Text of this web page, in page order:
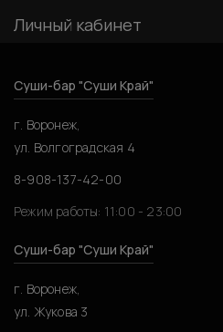
Личный кабинет
Суши-бар "Суши Край"
г. Воронеж,
ул. Волгоградская 4
8-908-137-42-00
Режим работы: 11:00 - 23:00
Суши-бар "Суши Край"
г. Воронеж,
ул. Жукова 3